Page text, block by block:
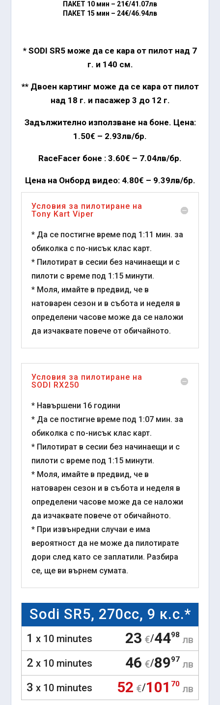
ПАКЕТ 10 мин – 21€/41.07лв
ПАКЕТ 15 мин – 24€/46.94лв
* SODI SR5 може да се кара от пилот над 7
г. и 140 см.
** Двоен картинг може да се кара от пилот
над 18 г. и пасажер 3 до 12 г.
Задължително използване на боне. Цена:
1.50€ – 2.93лв/бр.
RaceFacer боне : 3.60€ – 7.04лв/бр.
Цена на Онборд видео: 4.80€ – 9.39лв/бр.
Условия за пилотиране на
Tony Kart Viper
* Да се постигне време под 1:11 мин. за
обиколка с по-нисък клас карт.
* Пилотират в сесии без начинаещи и с
пилоти с време под 1:15 минути.
* Моля, имайте в предвид, че в
натоварен сезон и в събота и неделя в
определени часове може да се наложи
да изчаквате повече от обичайното.
Условия за пилотиране на
SODI RX250
* Навършени 16 години
* Да се постигне време под 1:07 мин. за
обиколка с по-нисък клас карт.
* Пилотират в сесии без начинаещи и с
пилоти с време под 1:15 минути.
* Моля, имайте в предвид, че в
натоварен сезон и в събота и неделя в
определени часове може да се наложи
да изчаквате повече от обичайното.
* При извънредни случаи е има
вероятност да не може да пилотирате
дори след като се заплатили. Разбира
се, ще ви върнем сумата.
Sodi SR5, 270cc, 9 к.с.*
1 x 10 minutes 23 €/4498 лв
2 x 10 minutes 46 €/8997 лв
3 x 10 minutes 52 €/101 70 лв